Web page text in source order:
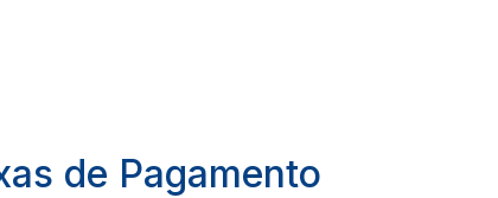
de Pagamento